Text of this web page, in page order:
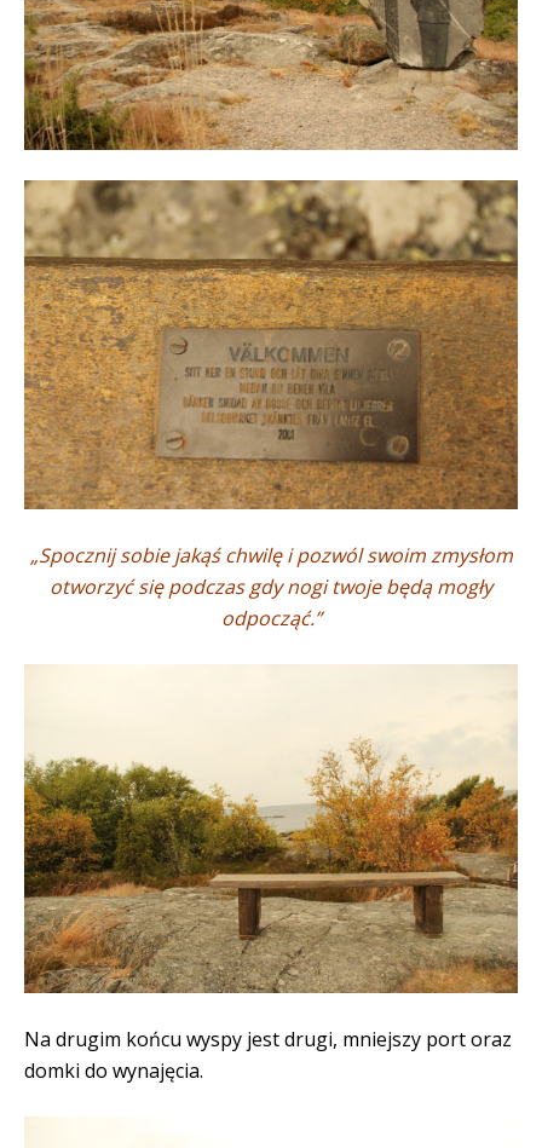
„Spocznij sobie jakąś chwilę i pozwól swoim zmysłom
otworzyć się podczas gdy nogi twoje będą mogły
odpocząć.”
Na drugim końcu wyspy jest drugi, mniejszy port oraz
domki do wynajęcia.